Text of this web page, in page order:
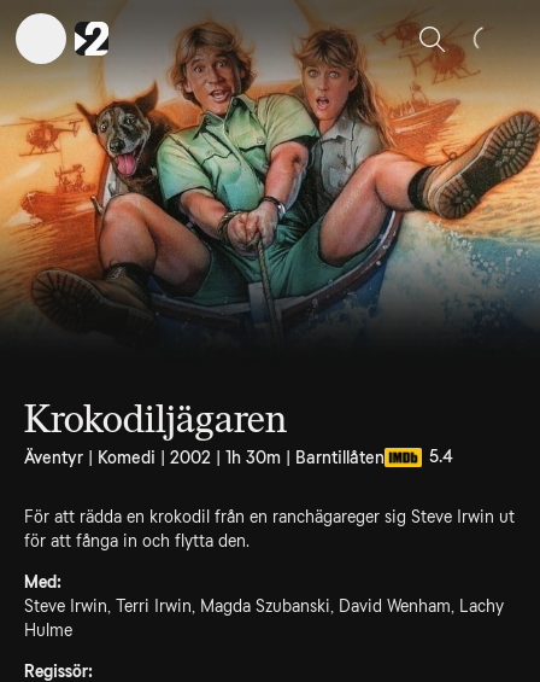
Sök
Krokodiljägaren
Äventyr | Komedi | 2002 | 1h 30m | Barntillåten 5.4
För att rädda en krokodil från en ranchägareger sig Steve Irwin ut
för att fånga in och flytta den.
Med:
Steve Irwin, Terri Irwin, Magda Szubanski, David Wenham, Lachy
Hulme
Regissör: